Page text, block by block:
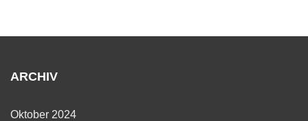
ARCHIV
Oktober 2024